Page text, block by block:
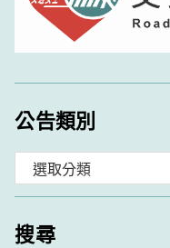
公告類別
類
搜尋